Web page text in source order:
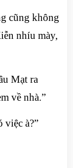
cũng không
nhíu mày,
Mạt ra
về nhà.”
việc à?”